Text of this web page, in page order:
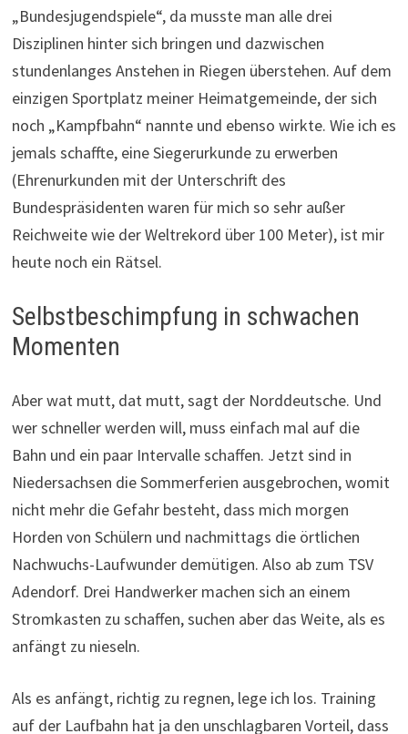
„Bundesjugendspiele“, da musste man alle drei
Disziplinen hinter sich bringen und dazwischen
stundenlanges Anstehen in Riegen überstehen. Auf dem
einzigen Sportplatz meiner Heimatgemeinde, der sich
noch „Kampfbahn“ nannte und ebenso wirkte. Wie ich es
jemals schaffte, eine Siegerurkunde zu erwerben
(Ehrenurkunden mit der Unterschrift des
Bundespräsidenten waren für mich so sehr außer
Reichweite wie der Weltrekord über 100 Meter), ist mir
heute noch ein Rätsel.
Selbstbeschimpfung in schwachen
Momenten
Aber wat mutt, dat mutt, sagt der Norddeutsche. Und
wer schneller werden will, muss einfach mal auf die
Bahn und ein paar Intervalle schaffen. Jetzt sind in
Niedersachsen die Sommerferien ausgebrochen, womit
nicht mehr die Gefahr besteht, dass mich morgen
Horden von Schülern und nachmittags die örtlichen
Nachwuchs-Laufwunder demütigen. Also ab zum TSV
Adendorf. Drei Handwerker machen sich an einem
Stromkasten zu schaffen, suchen aber das Weite, als es
anfängt zu nieseln.
Als es anfängt, richtig zu regnen, lege ich los. Training
auf der Laufbahn hat ja den unschlagbaren Vorteil, dass